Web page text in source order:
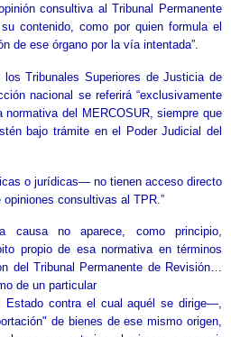
consultiva al Tribunal Permanente
contenido, como por quien formula el
de ese órgano por la vía intentada”.
Tribunales Superiores de Justicia de
nacional se referirá “exclusivamente
del MERCOSUR, siempre que
bajo trámite en el Poder Judicial del
o jurídicas— no tienen acceso directo
consultivas al TPR.”
causa no aparece, como principio,
propio de esa normativa en términos
del Tribunal Permanente de Revisión…
de un particular
Estado contra el cual aquél se dirige—,
de bienes de ese mismo origen,